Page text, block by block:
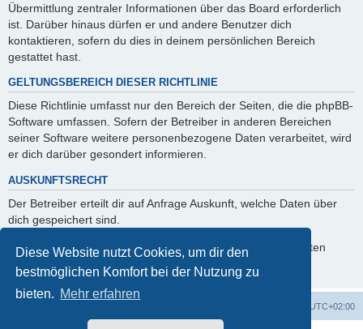
Diese Website nutzt Cookies, um dir den
bestmöglichen Komfort bei der Nutzung zu
bieten. Mehr erfahren
Übermittlung zentraler Informationen über das Board erforderlich
ist. Darüber hinaus dürfen er und andere Benutzer dich
kontaktieren, sofern du dies in deinem persönlichen Bereich
gestattet hast.
GELTUNGSBEREICH DIESER RICHTLINIE
Diese Richtlinie umfasst nur den Bereich der Seiten, die die phpBB-
Software umfassen. Sofern der Betreiber in anderen Bereichen
seiner Software weitere personenbezogene Daten verarbeitet, wird
er dich darüber gesondert informieren.
AUSKUNFTSRECHT
Der Betreiber erteilt dir auf Anfrage Auskunft, welche Daten über
dich gespeichert sind.
Du kannst jederzeit die Löschung bzw. Sperrung deiner Daten
verlangen. Kontaktiere hierzu bitte den Betreiber.
UTC+02:00